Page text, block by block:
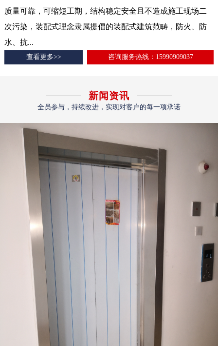
质量可靠，可缩短工期，结构稳定安全且不造成施工现场二
次污染，装配式理念隶属提倡的装配式建筑范畴，防火、防
水、抗...
查看更多>> 咨询服务热线：15990909037
新闻资讯
全员参与，持续改进，实现对客户的每一项承诺